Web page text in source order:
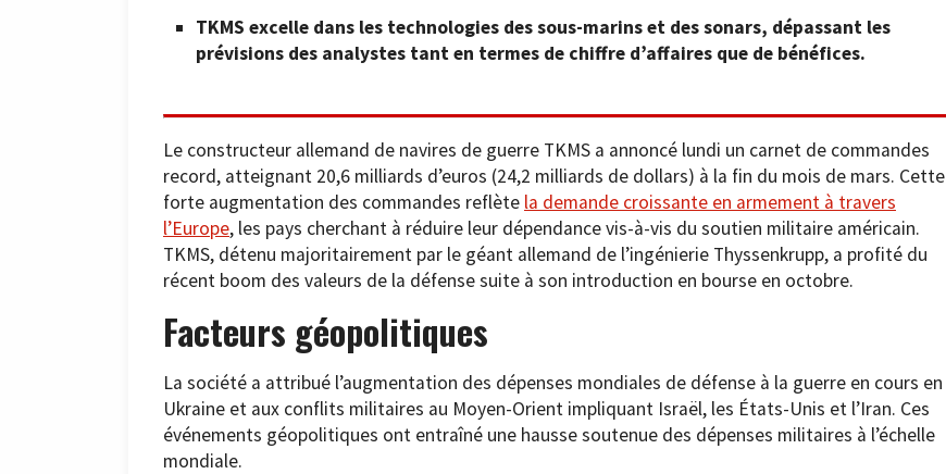
TKMS excelle dans les technologies des sous-marins et des sonars, dépassant les
prévisions des analystes tant en termes de chiffre d’affaires que de bénéfices.
Le constructeur allemand de navires de guerre TKMS a annoncé lundi un carnet de commandes
record, atteignant 20,6 milliards d’euros (24,2 milliards de dollars) à la fin du mois de mars. Cette
forte augmentation des commandes reflète la demande croissante en armement à travers
l’Europe, les pays cherchant à réduire leur dépendance vis-à-vis du soutien militaire américain.
TKMS, détenu majoritairement par le géant allemand de l’ingénierie Thyssenkrupp, a profité du
récent boom des valeurs de la défense suite à son introduction en bourse en octobre.
Facteurs géopolitiques
La société a attribué l’augmentation des dépenses mondiales de défense à la guerre en cours en
Ukraine et aux conflits militaires au Moyen-Orient impliquant Israël, les États-Unis et l’Iran. Ces
événements géopolitiques ont entraîné une hausse soutenue des dépenses militaires à l’échelle
mondiale.